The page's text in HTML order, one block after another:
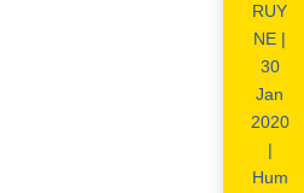
RUY
NE |
30
Jan
2020
|
Hum